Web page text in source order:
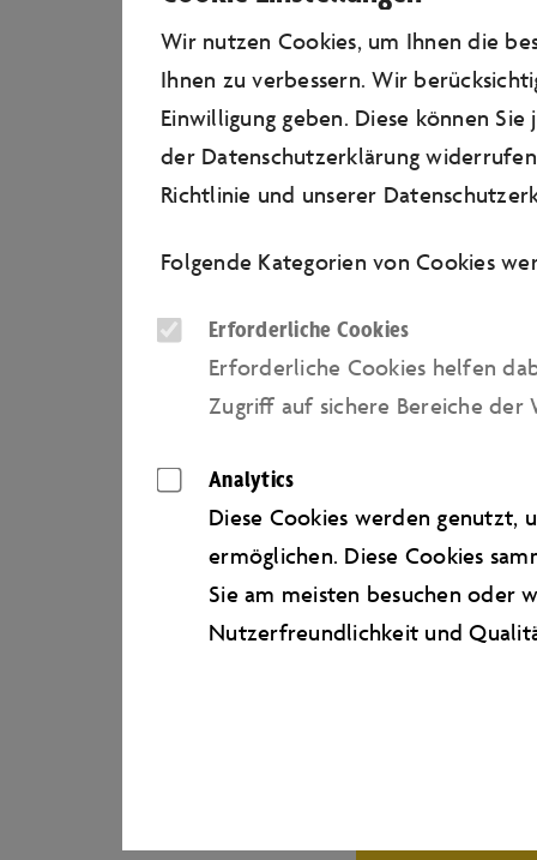
Wir nutzen Cookies, um Ihnen die
Ihnen zu verbessern. Wir
Einwilligung geben. Diese können
der Datenschutzerklärung
Richtlinie und unserer
Folgende Kategorien von Cookies
Erforderliche Cookies
Erforderliche Cookies helfen
Zugriﬀ auf sichere Bereiche
Analytics
Diese Cookies werden genutzt,
ermöglichen. Diese Cookies
Sie am meisten besuchen oder
Nutzerfreundlichkeit und